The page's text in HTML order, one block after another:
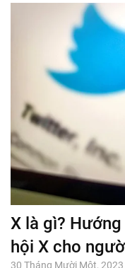
X là gì?
hội X cho
30 Tháng Mười Một, 2023